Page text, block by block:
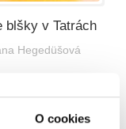
O cookies
blšky v Tatrách
Hegedüšová